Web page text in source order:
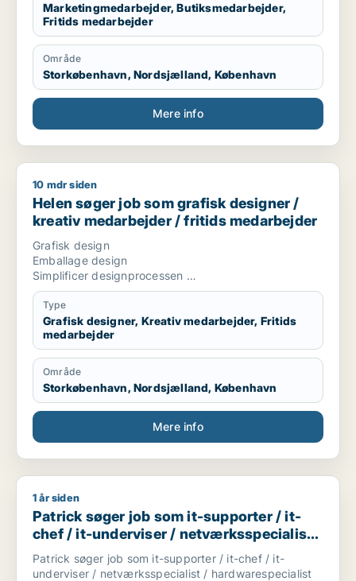
omrking 1,5 år
Marketingmedarbejder, Butiksmedarbejder,
Fritids medarbejder
Område
Storkøbenhavn, Nordsjælland, København
Mere info
Helen søger job som grafisk designer / kreativ
10 mdr siden
Helen søger job som grafisk designer /
kreativ medarbejder / fritids medarbejder
Grafisk design
Emballage design
Simplificer designprocessen
CVI/design manual udførelse vedligehold og udvikling
Animationer
Video udvikling
Trend mood boards
Tilbudsdesign
Adobe cloud programmer
Excel design
Andre design områder
Skolevikar
Unge uddannelser underviser
Grafis design underviser
Unge medarbejder
Coach unge
Sprog dansk engels fransk
Type
Grafisk designer, Kreativ medarbejder, Fritids
medarbejder
Område
Storkøbenhavn, Nordsjælland, København
Mere info
Patrick søger job som it-supporter / it-chef / it-underviser /
1 år siden
Patrick søger job som it-supporter / it-
chef / it-underviser / netværksspecialist /
hardwarespecialist
Patrick søger job som it-supporter / it-chef / it-
underviser / netværksspecialist / hardwarespecialist